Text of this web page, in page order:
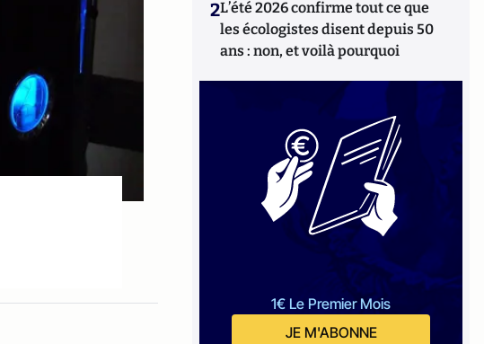
2L’été 2026 confirme tout ce que
les écologistes disent depuis 50
ans : non, et voilà pourquoi
1€ Le Premier Mois
JE M'ABONNE